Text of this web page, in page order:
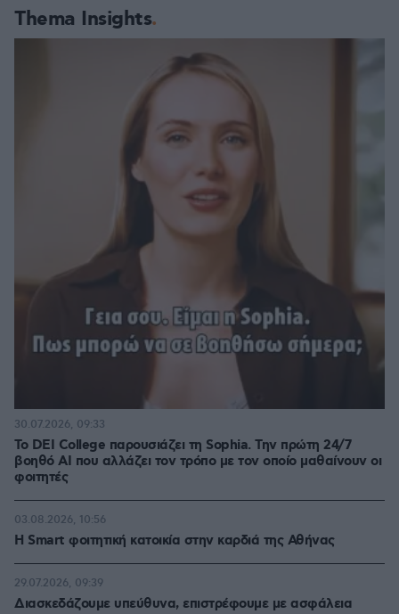
Thema Insights
Το DEI College παρουσιάζει τη Sophia. Την πρώτη 24/7
βοηθό AI που αλλάζει τον τρόπο με τον οποίο μαθαίνουν οι
φοιτητές
30.07.2026, 09:33
Η Smart φοιτητική κατοικία στην καρδιά της Αθήνας
03.08.2026, 10:56
Διασκεδάζουμε υπεύθυνα, επιστρέφουμε με ασφάλεια
29.07.2026, 09:39